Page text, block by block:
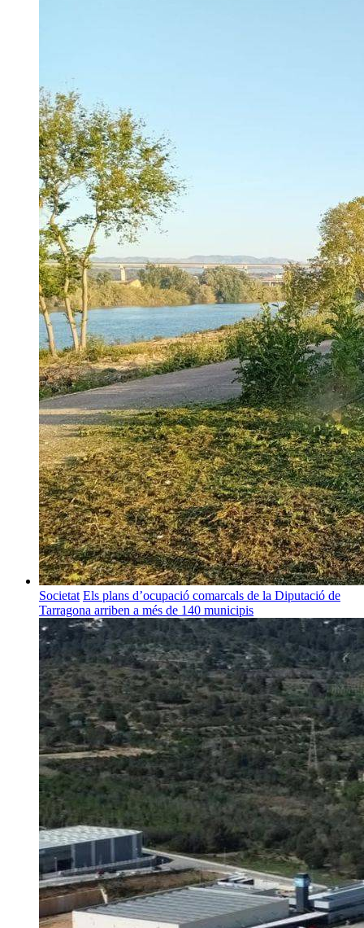
Societat Els plans d’ocupació comarcals de la Diputació de
Tarragona arriben a més de 140 municipis